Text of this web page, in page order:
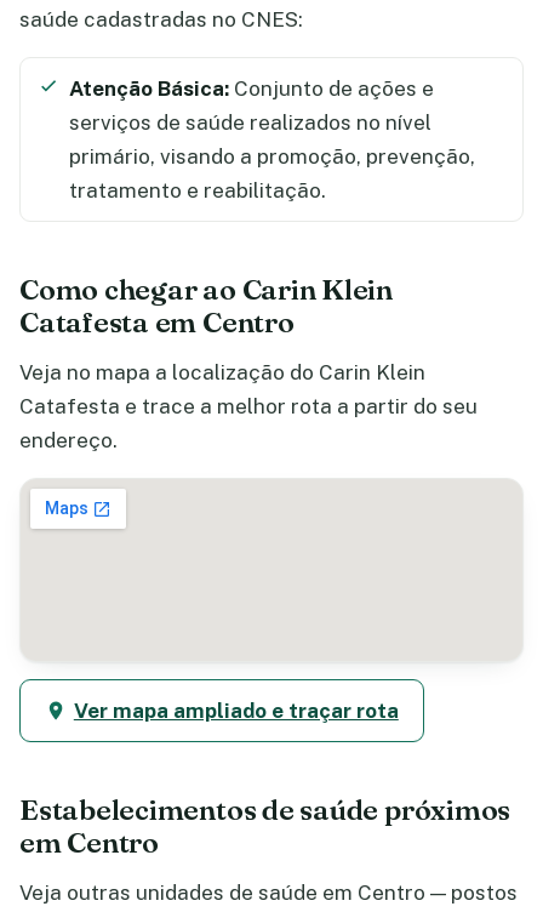
saúde cadastradas no CNES:
Atenção Básica: Conjunto de ações e
serviços de saúde realizados no nível
primário, visando a promoção, prevenção,
tratamento e reabilitação.
Como chegar ao Carin Klein
Catafesta em Centro
Veja no mapa a localização do Carin Klein
Catafesta e trace a melhor rota a partir do seu
endereço.
Ver mapa ampliado e traçar rota
Estabelecimentos de saúde próximos
em Centro
Veja outras unidades de saúde em Centro — postos